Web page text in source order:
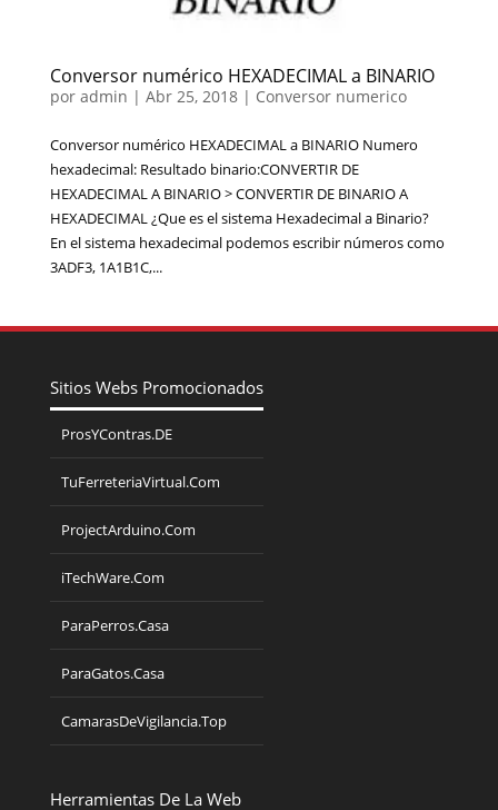
Conversor numérico HEXADECIMAL a BINARIO
por admin | Abr 25, 2018| Conversor numerico
Conversor numérico HEXADECIMAL a BINARIO Numero
hexadecimal: Resultado binario:CONVERTIR DE
HEXADECIMAL A BINARIO > CONVERTIR DE BINARIO A
HEXADECIMAL ¿Que es el sistema Hexadecimal a Binario?
En el sistema hexadecimal podemos escribir números como
3ADF3, 1A1B1C,...
Sitios Webs Promocionados
ProsYContras.DE
TuFerreteriaVirtual.Com
ProjectArduino.Com
iTechWare.Com
ParaPerros.Casa
ParaGatos.Casa
CamarasDeVigilancia.Top
Herramientas De La Web